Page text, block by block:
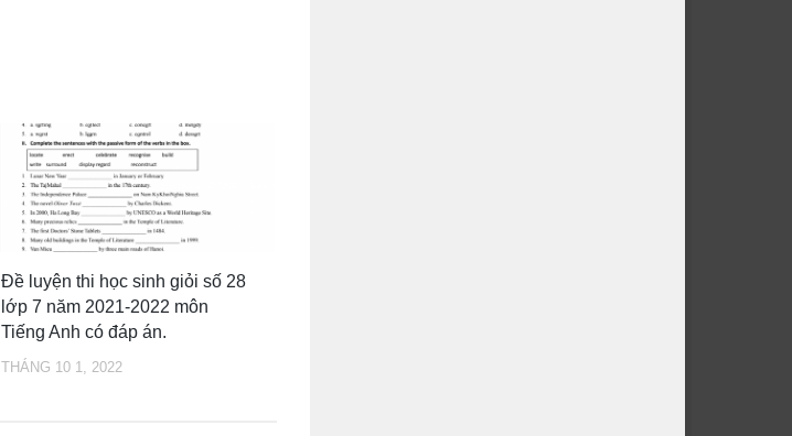
Đề luyện thi học sinh giỏi số 28
lớp 7 năm 2021-2022 môn
Tiếng Anh có đáp án.
THÁNG 10 1, 2022